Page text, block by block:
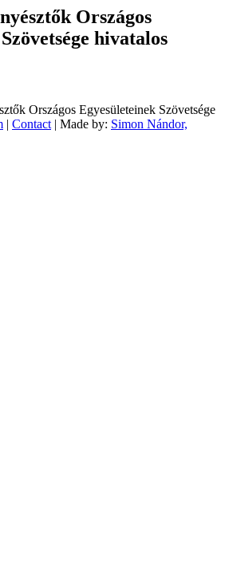
Országos
hivatalos
Országos Egyesületeinek Szövetsége
| Contact | Made by: Simon Nándor,